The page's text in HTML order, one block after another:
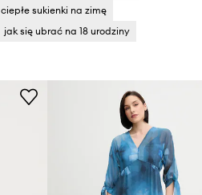
ciepłe sukienki na zimę
jak się ubrać na 18 urodziny